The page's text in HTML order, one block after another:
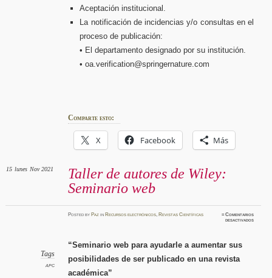
Aceptación institucional.
La notificación de incidencias y/o consultas en el
proceso depublicación:
• El departamento designado por su institución.
• oa.verification@springernature.com
Comparte esto:
X Facebook Más
Taller de autores de Wiley:
Seminario web
15 lunes Nov 2021
Postedby Paz in Recursos electrónicos, Revistas Científicas ≈Comentarios
desactivadosen
Tags
APC
“Seminario web para ayudarle a aumentar sus
posibilidades de ser publicado en una revista
académica”